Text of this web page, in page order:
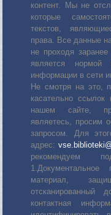
контент. Мы не
которые
текстов,
права. Все данные
не проходя
является
информации в сети
Не смотря на это,
касательно
нашем сайте,
являетесь, просим
запросом. Для
адрес:
рекомендуем
материал,
отсканированный
контактная